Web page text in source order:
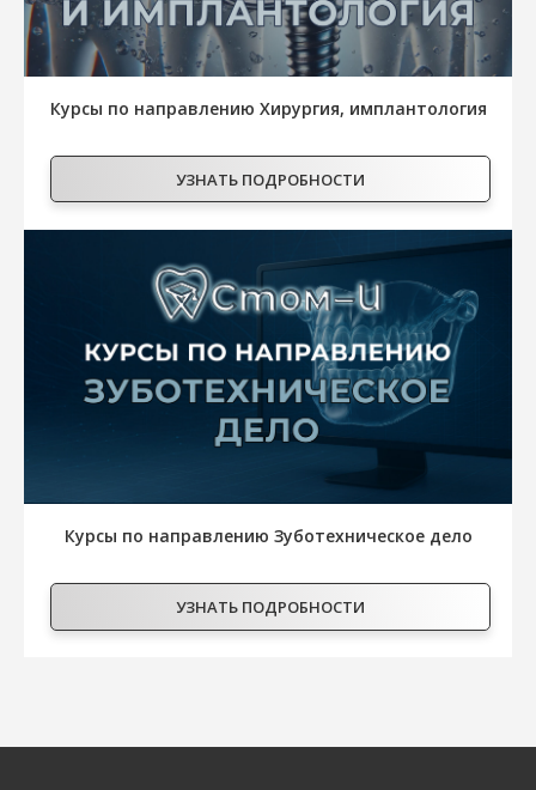
Курсы по направлению Хирургия, имплантология
УЗНАТЬ ПОДРОБНОСТИ
Курсы по направлению Зуботехническое дело
УЗНАТЬ ПОДРОБНОСТИ